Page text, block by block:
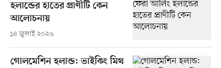
হলান্ডের হাতের প্রাণীটি কেন
আলোচনায়
১৪ জুলাই ২০২৬
গোলমেশিন হলান্ড: ভাইকিং মিথ